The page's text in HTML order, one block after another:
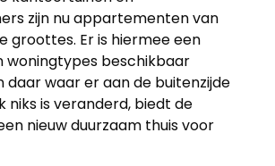
zijn nu appartementen van
groottes. Er is hiermee een
woningtypes beschikbaar
daar waar er aan de buitenzijde
niks is veranderd, biedt de
nieuw duurzaam thuis voor